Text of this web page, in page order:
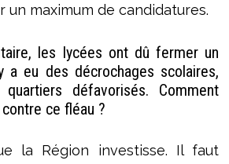
un maximum de candidatures.
les lycées ont dû fermer un
a eu des décrochages scolaires,
défavorisés. Comment
ce fléau ?
la Région investisse. Il faut